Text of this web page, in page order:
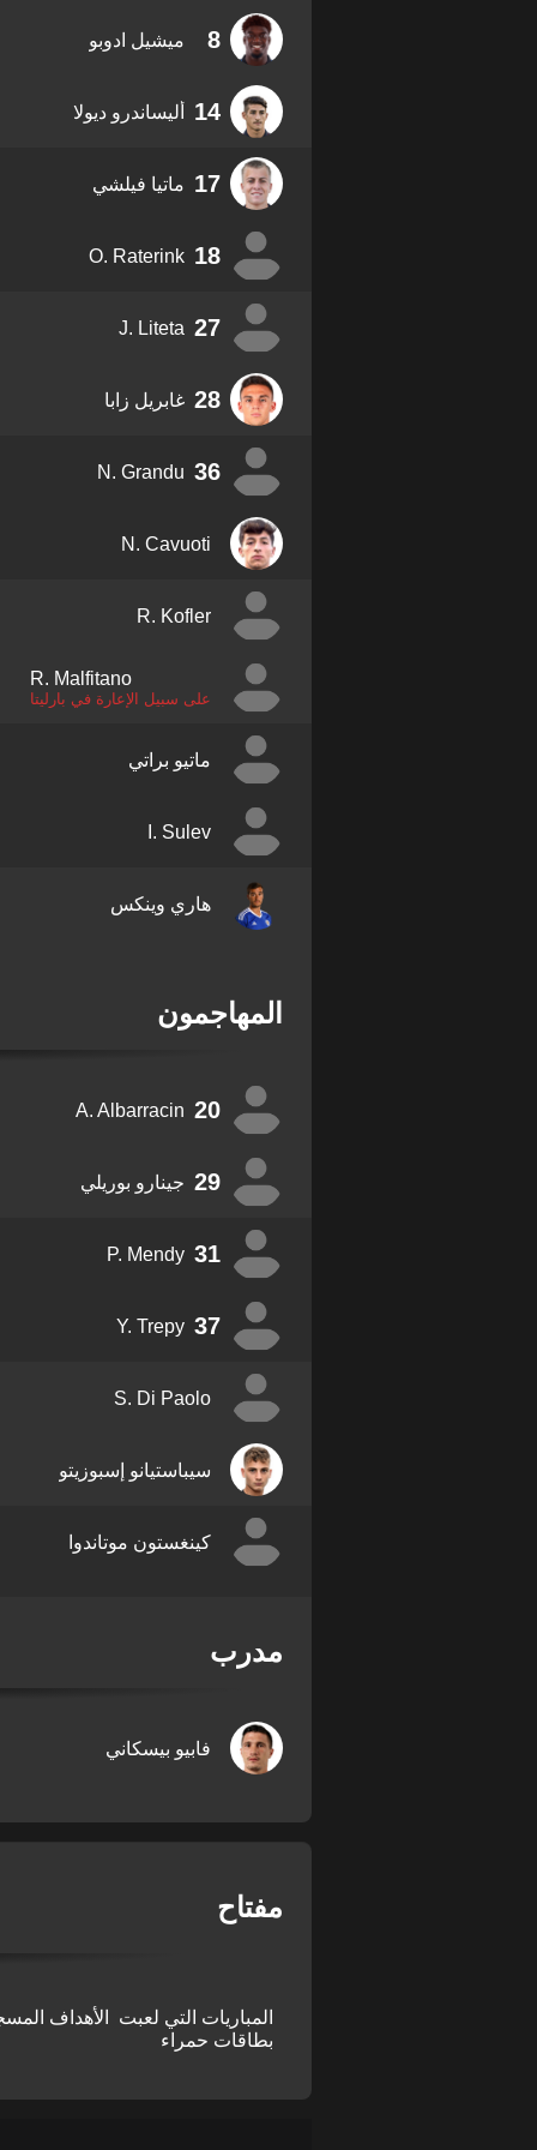
8 ميشيل ادوبو
14 أليساندرو ديولا
17 ماتيا فيلشي
18
O. Raterink
27
J. Liteta
28 غابريل زابا
36
N. Grandu
N. Cavuoti
R. Kofler
R. Malfitano
على سبيل الإعارة في بارليتا
ماتيو براتي
I. Sulev
هاري وينكس
المهاجمون
20
A. Albarracin
29 جينارو بوريلي
31
P. Mendy
37
Y. Trepy
S. Di Paolo
سيباستيانو إسبوزيتو
كينغستون موتاندوا
مدرب
فابيو بيسكاني
مفتاح
المباريات التي لعبت الأهداف
بطاقات حمراء